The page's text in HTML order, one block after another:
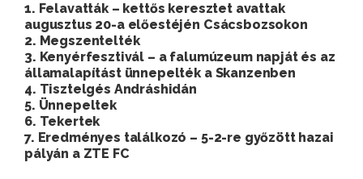
1. Felavatták – kettős keresztet avattak
augusztus 20-a előestéjén Csácsbozsokon
2. Megszentelték
3. Kenyérfesztivál – a falumúzeum napját és az
államalapítást ünnepelték a Skanzenben
4. Tisztelgés Andráshidán
5. Ünnepeltek
6. Tekertek
7. Eredményes találkozó – 5-2-re győzött hazai
pályán a ZTE FC